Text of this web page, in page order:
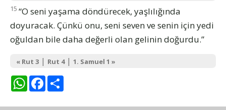
15 “O seni yaşama döndürecek, yaşlılığında
doyuracak. Çünkü onu, seni seven ve senin için yedi
oğuldan bile daha değerli olan gelinin doğurdu.”
« Rut 3 | Rut 4| 1. Samuel 1 »
WhatsAppFacebook